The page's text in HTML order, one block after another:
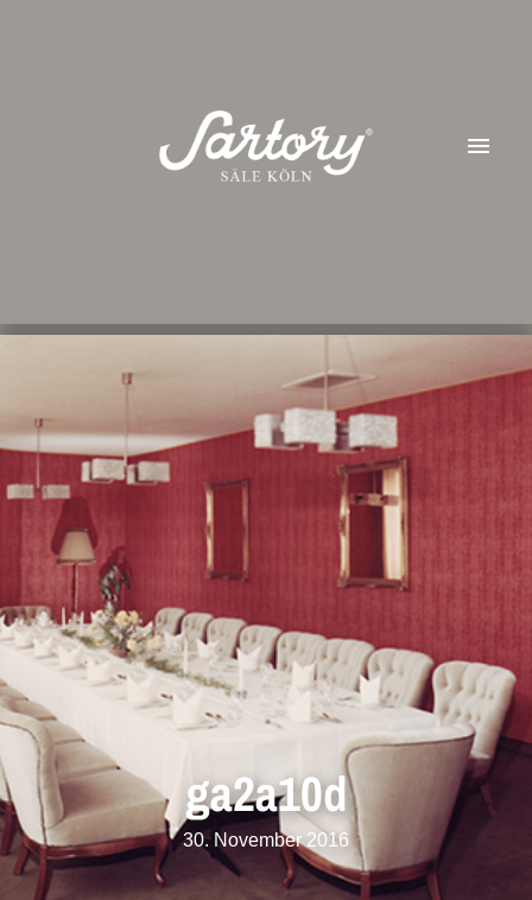
ga2a10d
30. November 2016